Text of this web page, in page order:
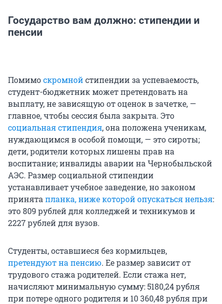
Государство вам должно: стипендии и
пенсии
Помимоскромнойстипендии за успеваемость,
студент-бюджетник может претендовать на
выплату, не зависящую от оценок в зачетке, —
главное, чтобы сессия была закрыта. Это
социальная стипендия, она положена ученикам,
нуждающимся в особой помощи, — это сироты;
дети, родители которых лишены прав на
воспитание; инвалиды аварии на Чернобыльской
АЭС. Размер социальной стипендии
устанавливает учебное заведение, но законом
принята планка, ниже которой опускаться нельзя:
это 809 рублей для колледжей и техникумов и
2227 рублей для вузов.
Студенты, оставшиеся без кормильцев,
претендуют на пенсию. Ее размер зависит от
трудового стажа родителей. Если стажа нет,
начисляют минимальную сумму: 5180,24 рубля
при потере одного родителя и 10 360,48 рубля при